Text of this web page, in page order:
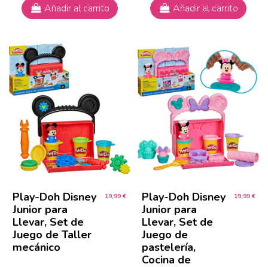
Añadir al carrito Añadir al carrito
Play-Doh Disney
Junior para
Llevar, Set de
Juego de Taller
mecánico
19,99 €
Play-Doh Disney
Junior para
Llevar, Set de
Juego de
pastelería,
Cocina de
19,99 €